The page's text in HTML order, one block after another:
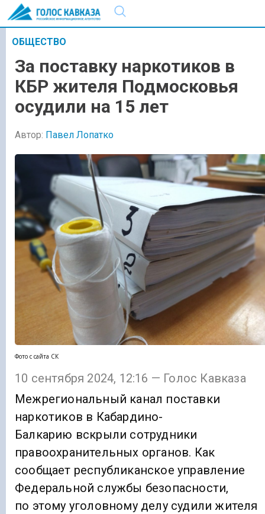
ОБЩЕСТВО
За поставку наркотиков в
КБР жителя Подмосковья
осудили на 15 лет
Автор: Павел Лопатко
Фото с сайта СК
10 сентября 2024, 12:16 — Голос Кавказа
Межрегиональный канал поставки
наркотиков в Кабардино-
Балкарию вскрыли сотрудники
правоохранительных органов. Как
сообщает республиканское управление
Федеральной службы безопасности,
по этому уголовному делу судили жителя